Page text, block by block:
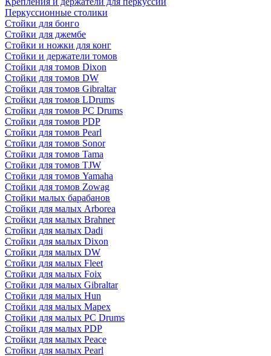
Перкуссионные столики
Стойки для бонго
Стойки для джембе
Стойки и ножки для конг
Стойки и держатели томов
Стойки для томов Dixon
Стойки для томов DW
Стойки для томов Gibraltar
Стойки для томов LDrums
Стойки для томов PC Drums
Стойки для томов PDP
Стойки для томов Pearl
Стойки для томов Sonor
Стойки для томов Tama
Стойки для томов TJW
Стойки для томов Yamaha
Стойки для томов Zowag
Стойки малых барабанов
Стойки для малых Arborea
Стойки для малых Brahner
Стойки для малых Dadi
Стойки для малых Dixon
Стойки для малых DW
Стойки для малых Fleet
Стойки для малых Foix
Стойки для малых Gibraltar
Стойки для малых Hun
Стойки для малых Mapex
Стойки для малых PC Drums
Стойки для малых PDP
Стойки для малых Peace
Стойки для малых Pearl